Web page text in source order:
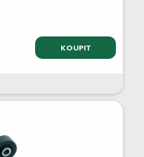
KOUPIT